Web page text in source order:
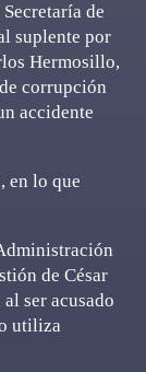
de
suplente por
Hermosillo,
corrupción
accidente
en lo que
de César
ser acusado
utiliza